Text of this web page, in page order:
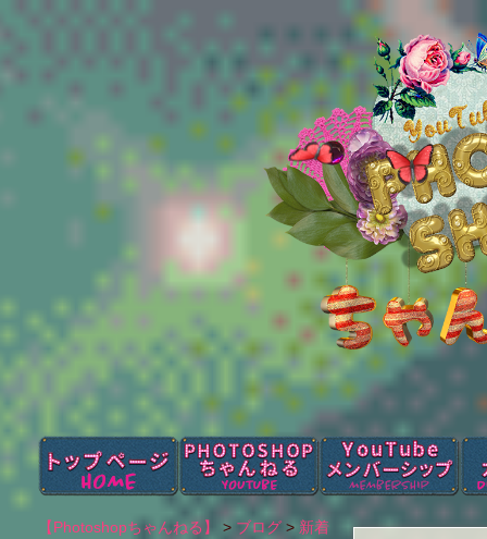
本日のブログ
ブログカテゴリー
アハ体験【ショー
ト動画】
タイポグラフィ
レタッチ
肌のレタッチ
切り抜き
画像編集
色調補正
カラー変更
Photoshopの機能
Photoshop以外
お知らせ
【Photoshopちゃんねる】 > ブログ > 新着